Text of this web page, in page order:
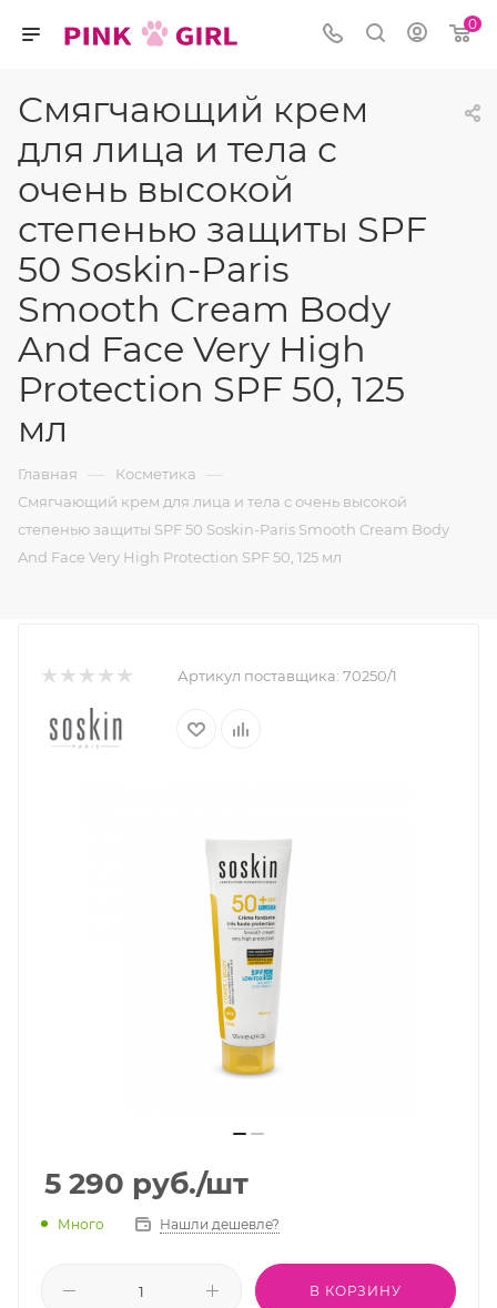
0
Смягчающий крем
для лица и тела с
очень высокой
степенью защиты SPF
50 Soskin-Paris
Smooth Cream Body
And Face Very High
Protection SPF 50, 125
мл
Главная — Косметика —
Смягчающий крем для лица и тела с очень высокой
степенью защиты SPF 50 Soskin-Paris Smooth Cream Body
And Face Very High Protection SPF 50, 125 мл
Артикул поставщика: 70250/1
5 290 руб./шт
Много Нашли дешевле?
В КОРЗИНУ